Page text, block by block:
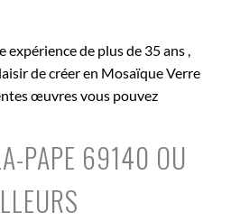
expérience de plus de 35 ans ,
de créer en Mosaïque Verre
œuvres vous pouvez
PAPE 69140 OU